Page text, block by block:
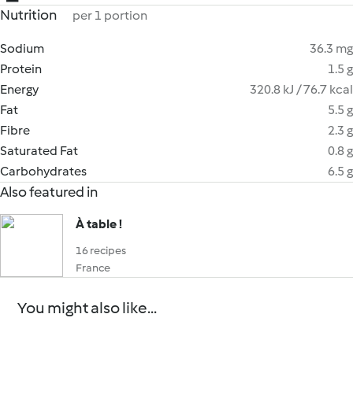
Nutrition per 1 portion
Sodium
36.3 mg
Protein
1.5 g
Energy
320.8 kJ / 76.7 kcal
Fat
5.5 g
Fibre
2.3 g
Saturated Fat
0.8 g
Carbohydrates
6.5 g
Also featured in
À table !
16 recipes
France
You might also like...